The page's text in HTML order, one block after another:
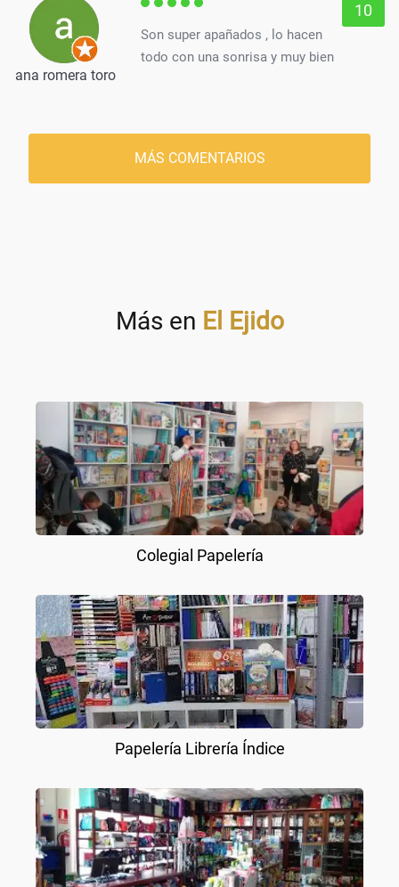
ana romera toro
10
Son super apañados , lo hacen
todo con una sonrisa y muy bien
MÁS COMENTARIOS
Más en El Ejido
Colegial Papelería
Papelería Librería Índice